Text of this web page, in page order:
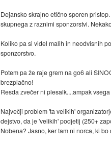
Dejansko skrajno etično sporen
skupnega z raznimi sponzorstvi.
Koliko pa si videl malih in neodvisnih
sponzorstvo.
Potem pa že raje grem na go6 ali
brezplačno!
Resda zvečer ni plesalk....ampak
Največji problem 'ta velikih'
dejstvo, da je 'velikih' podjetij (250+
Nobena? Jasno, ker tam ni norca, ki